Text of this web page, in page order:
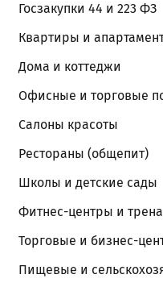
Госзакупки 44 и 223 ФЗ
Квартиры и
Дома и коттеджи
Офисные и торговые
Салоны красоты
Рестораны (общепит)
Школы и детские сады
Фитнес-центры и
Торговые и бизнес-
Пищевые и